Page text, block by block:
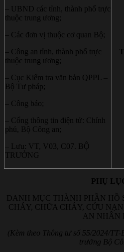
– UBND các tỉnh, thành phố trực
thuộc trung ương;
– Các đơn vị thuộc cơ quan Bộ;
– Công an tỉnh, thành phố trực
thuộc trung ương;
– Cục Kiểm tra văn bản QPPL –
Bộ Tư pháp;
– Công báo;
– Cổng thông tin điện tử: Chính
phủ, Bộ Công an;
– Lưu: VT, V03, C07. BỘ
TRƯỞNG
PHỤ
DANH MỤC THÀNH PHẦN HỒ
CHÁY, CHỮA CHÁY, CỨU
AN NHÂN
(Kèm theo Thông tư số 55/2024/
trưởng Bộ